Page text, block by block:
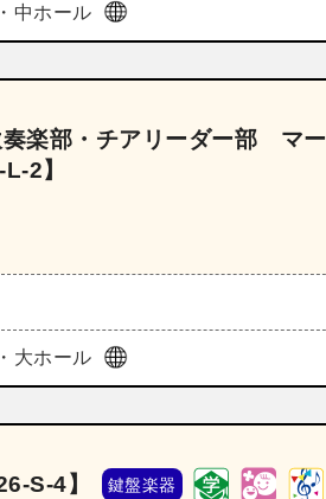
中ホール
楽部・チアリーダー部 マー
】
大ホール
】 鍵盤楽器